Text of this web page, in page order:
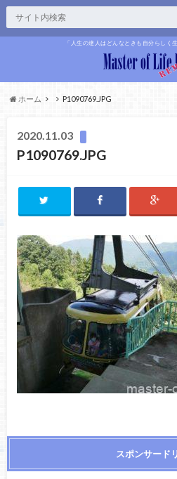
「人生の達人はどんなときも自分らしく
ホーム P1090769.JPG
2020.11.03
P1090769.JPG
スポンサード